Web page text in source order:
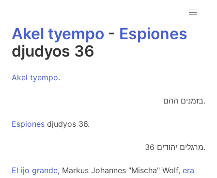
Akel tyempo - Espiones
djudyos 36
Akel tyempo.
בזמנים ההם.
Espiones djudyos 36.
מרגלים יהודים 36.
El ijo grande, Markus Johannes "Mischa" Wolf, era